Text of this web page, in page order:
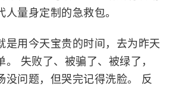
人量身定制的急救包。
是用今天宝贵的时间，去为昨天
。 失败了、被骗了、被绿了，
没问题，但哭完记得洗脸。 反